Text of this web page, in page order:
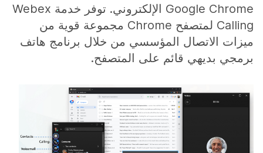
Google Chrome الإلكتروني. توفر خدمة Webex
Calling لمتصفح Chrome مجموعة قوية من
ميزات الاتصال المؤسسي من خلال برنامج هاتف
برمجي بديهي قائم على المتصفح.